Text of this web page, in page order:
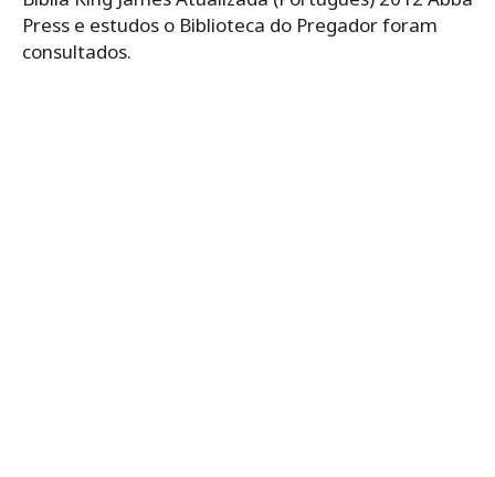
Press e estudos o Biblioteca do Pregador foram
consultados.